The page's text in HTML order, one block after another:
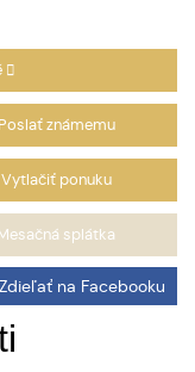
Poslať známemu
Vytlačiť ponuku
splátka
Zdieľať na Facebooku